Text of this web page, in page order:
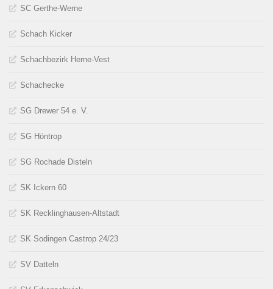
SC Gerthe-Werne
Schach Kicker
Schachbezirk Herne-Vest
Schachecke
SG Drewer 54 e. V.
SG Höntrop
SG Rochade Disteln
SK Ickern 60
SK Recklinghausen-Altstadt
SK Sodingen Castrop 24/23
SV Datteln